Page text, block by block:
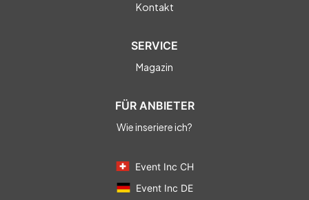
Kontakt
SERVICE
Magazin
FÜR ANBIETER
Wie inseriere ich?
Event Inc CH
Event Inc DE